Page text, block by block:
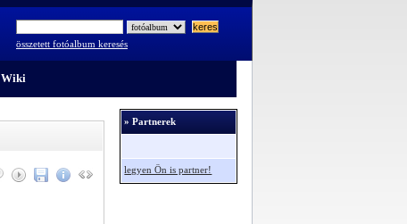
összetett fotóalbum keresés
Wiki
» Partnerek
legyen Ön is partner!